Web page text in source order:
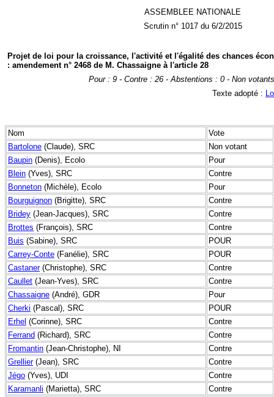
ASSEMBLEE NATIONALE
Scrutin n° 1017 du 6/2/2015
Projet de loi pour la croissance, l'activité et l'égalité des chances
: amendement n° 2468 de M. Chassaigne à l'article 28
Pour : 9 - Contre : 26 - Abstentions : 0 - Non
Texte adopté :
Nom
Vote
Bartolone (Claude), SRC
Non votant
Baupin (Denis), Ecolo
Pour
Blein (Yves), SRC
Contre
Bonneton (Michèle), Ecolo
Pour
Bourguignon (Brigitte), SRC
Contre
Bridey (Jean-Jacques), SRC
Contre
Brottes (François), SRC
Contre
Buis (Sabine), SRC
POUR
Carrey-Conte (Fanélie), SRC
POUR
Castaner(Christophe), SRC
Contre
Caullet (Jean-Yves), SRC
Contre
Chassaigne (André), GDR
Pour
Cherki (Pascal), SRC
POUR
Erhel (Corinne), SRC
Contre
Ferrand (Richard), SRC
Contre
Fromantin (Jean-Christophe), NI
Contre
Grellier(Jean), SRC
Contre
Jégo (Yves), UDI
Contre
Karamanli (Marietta), SRC
Contre